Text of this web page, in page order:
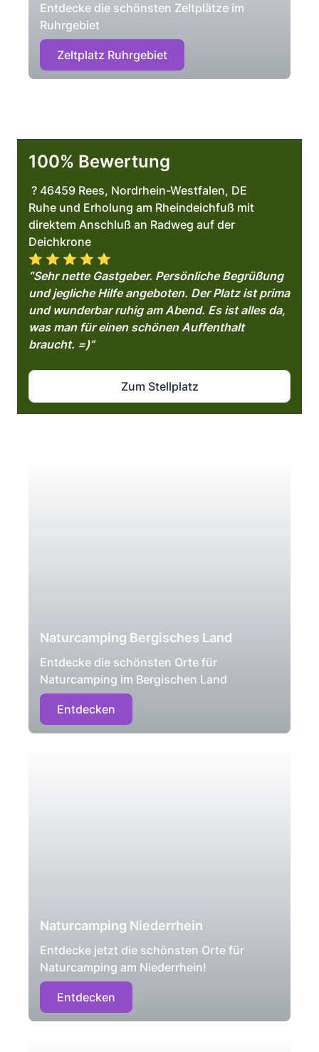
Entdecke die schönsten Zeltplätze im
Ruhrgebiet
Zeltplatz Ruhrgebiet
100% Bewertung
? 46459 Rees, Nordrhein-Westfalen, DE
Ruhe und Erholung am Rheindeichfuß mit
direktem Anschluß an Radweg auf der
Deichkrone
⭐️ ⭐️ ⭐️ ⭐️ ⭐️
“Sehr nette Gastgeber. Persönliche Begrüßung
und jegliche Hilfe angeboten. Der Platz ist prima
und wunderbar ruhig am Abend. Es ist alles da,
was man für einen schönen Auffenthalt
braucht. =)”
Zum Stellplatz
Naturcamping Bergisches Land
Entdecke die schönsten Orte für
Naturcamping im Bergischen Land
Entdecken
Naturcamping Niederrhein
Entdecke jetzt die schönsten Orte für
Naturcamping am Niederrhein!
Entdecken